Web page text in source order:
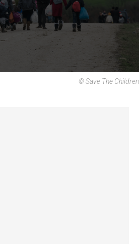
© Save The Children